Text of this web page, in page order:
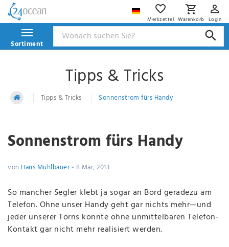
Merkzettel Warenkorb Login
Sortiment
Tipps & Tricks
Tipps & Tricks Sonnenstrom fürs Handy
Sonnenstrom fürs Handy
von Hans Muhlbauer- 8 Mar, 2013
So mancher Segler klebt ja sogar an Bord geradezu am
Telefon. Ohne unser Handy geht gar nichts mehr—und
jeder unserer Törns könnte ohne unmittelbaren Telefon-
Kontakt gar nicht mehr realisiert werden.